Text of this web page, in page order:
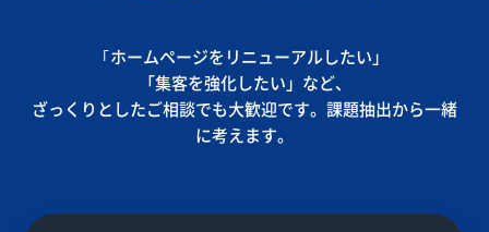
｢ホームページをリニューアルしたい」
「集客を強化したい」など、
ざっくりとしたご相談でも大歓迎です。課題抽出から一緒
に考えます。